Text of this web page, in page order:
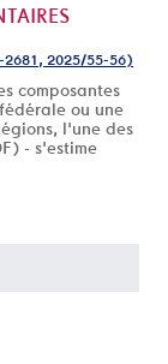
2025/55-56)
composantes
ou une
l'une des
- s'estime